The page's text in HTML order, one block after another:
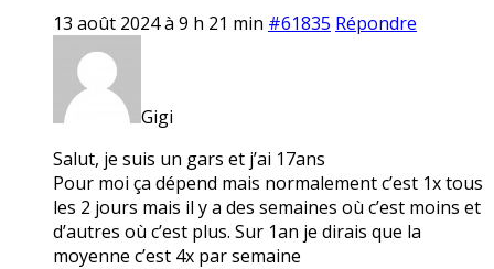
13 août 2024 à 9 h 21 min #61835 Répondre
Gigi
Salut, je suis un gars et j’ai 17ans
Pour moi ça dépend mais normalement c’est 1x tous
les 2 jours mais il y a des semaines où c’est moins et
d’autres où c’est plus. Sur 1an je dirais que la
moyenne c’est 4x par semaine